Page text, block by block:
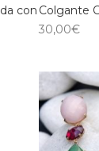
con Colgante
30,00€